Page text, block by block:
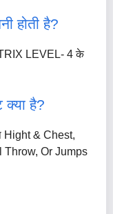
होती है?
LEVEL- 4 के
क्या है?
Hight & Chest,
Throw, Or Jumps